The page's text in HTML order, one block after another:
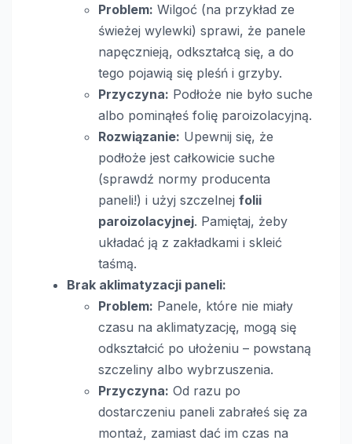
Problem: Wilgoć (na przykład ze
świeżej wylewki) sprawi, że panele
napęcznieją, odkształcą się, a do
tego pojawią się pleśń i grzyby.
Przyczyna: Podłoże nie było suche
albo pominąłeś folię paroizolacyjną.
Rozwiązanie: Upewnij się, że
podłoże jest całkowicie suche
(sprawdź normy producenta
paneli!) i użyj szczelnej folii
paroizolacyjnej. Pamiętaj, żeby
układać ją z zakładkami i skleić
taśmą.
Brak aklimatyzacji paneli:
Problem: Panele, które nie miały
czasu na aklimatyzację, mogą się
odkształcić po ułożeniu – powstaną
szczeliny albo wybrzuszenia.
Przyczyna: Od razu po
dostarczeniu paneli zabrałeś się za
montaż, zamiast dać im czas na